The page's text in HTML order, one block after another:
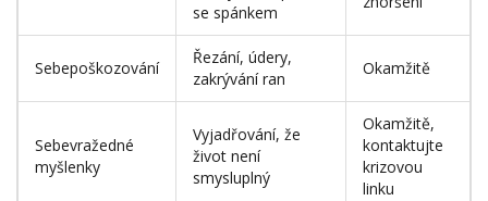
se spánkem
Sebepoškozování
Řezání, údery,
zakrývání ran
Okamžitě
Sebevražedné
myšlenky
Vyjadřování, že
život není
smysluplný
Okamžitě,
kontaktujte
krizovou
linku